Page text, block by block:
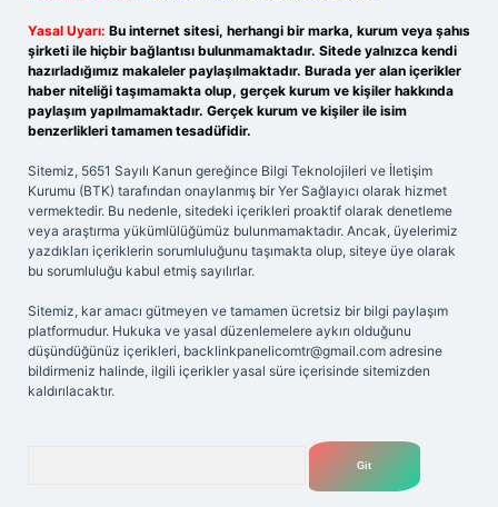
Yasal Uyarı: Bu internet sitesi, herhangi bir marka, kurum veya şahıs
şirketi ile hiçbir bağlantısı bulunmamaktadır. Sitede yalnızca kendi
hazırladığımız makaleler paylaşılmaktadır. Burada yer alan içerikler
haber niteliği taşımamakta olup, gerçek kurum ve kişiler hakkında
paylaşım yapılmamaktadır. Gerçek kurum ve kişiler ile isim
benzerlikleri tamamen tesadüfidir.
Sitemiz, 5651 Sayılı Kanun gereğince Bilgi Teknolojileri ve İletişim
Kurumu (BTK) tarafından onaylanmış bir Yer Sağlayıcı olarak hizmet
vermektedir. Bu nedenle, sitedeki içerikleri proaktif olarak denetleme
veya araştırma yükümlülüğümüz bulunmamaktadır. Ancak, üyelerimiz
yazdıkları içeriklerin sorumluluğunu taşımakta olup, siteye üye olarak
bu sorumluluğu kabul etmiş sayılırlar.
Sitemiz, kar amacı gütmeyen ve tamamen ücretsiz bir bilgi paylaşım
platformudur. Hukuka ve yasal düzenlemelere aykırı olduğunu
düşündüğünüz içerikleri, backlinkpanelicomtr@gmail.com adresine
bildirmeniz halinde, ilgili içerikler yasal süre içerisinde sitemizden
kaldırılacaktır.